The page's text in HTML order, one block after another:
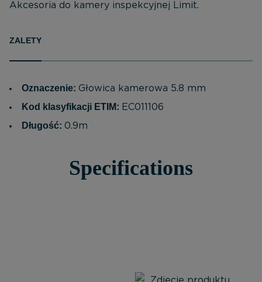
Akcesoria do kamery inspekcyjnej Limit.
ZALETY
Oznaczenie: Głowica kamerowa 5.8 mm
Kod klasyfikacji ETIM: EC011106
Długość: 0.9m
Specifications